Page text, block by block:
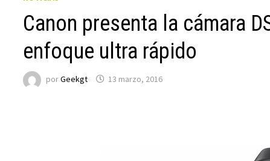
Canon presenta la cámara
enfoque ultra rápido
porGeekgt 13 marzo, 2016